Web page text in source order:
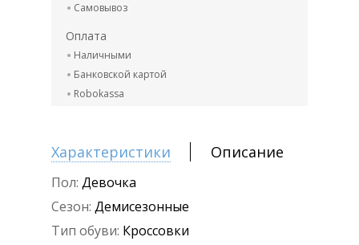
Самовывоз
Оплата
Наличными
Банковской картой
Robokassa
Характеристики Описание
Пол: Девочка
Сезон: Демисезонные
Тип обуви: Кроссовки